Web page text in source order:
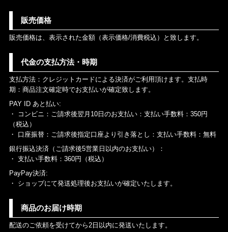
販売価格
販売価格は、表示された金額（表示価格/消費税込）と致します。
代金の支払方法・時期
支払方法：クレジットカードによる決済がご利用頂けます。支払時
期：商品注文確定時でお支払いが確定致します。
PAY ID あと払い:
・ コンビニ：ご請求後翌月10日のお支払い：支払い手数料：350円
（税込）
・ 口座振替：ご請求後指定口座より引き落とし：支払い手数料：無料
銀行振込決済（ご請求後5営業日以内のお支払い）：
・ 支払い手数料：360円（税込）
PayPay決済:
・ ショップにて発送処理後お支払いが確定いたします。
商品のお届け時期
配送のご依頼を受けてから2日以内に発送いたします。